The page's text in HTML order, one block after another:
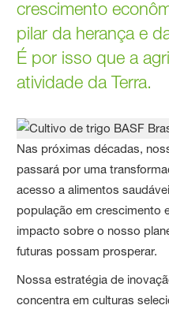
crescimento
pilar da herança e
É por isso que a
atividade da Terra.
Nas próximas décadas,
passará por uma
acesso a alimentos
população em crescimento
impacto sobre o nosso
futuras possam prosperar.
Nossa estratégia de
concentra em culturas